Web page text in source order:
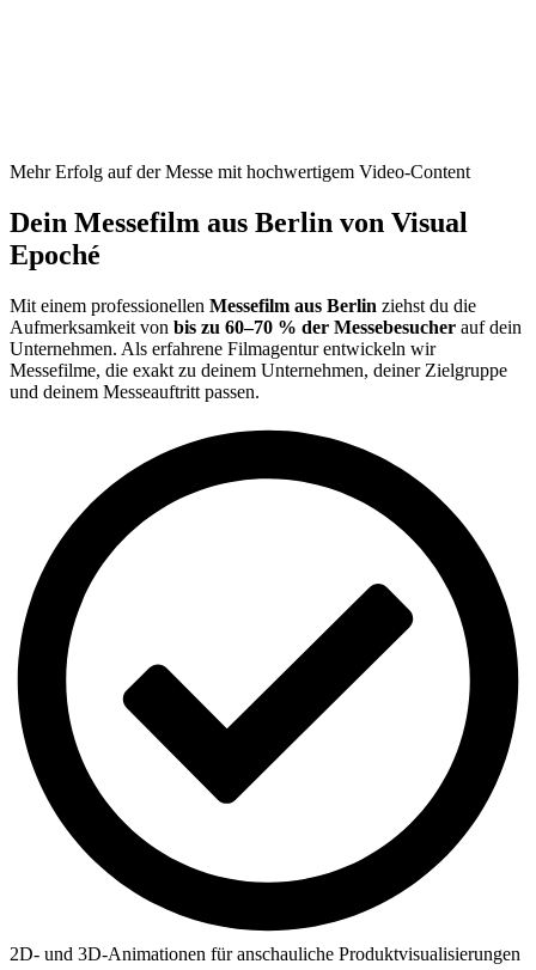
Mehr Erfolg auf der Messe mit hochwertigem Video-Content
Dein Messefilm aus Berlin von Visual
Epoché
Mit einem professionellen Messefilm aus Berlin ziehst du die
Aufmerksamkeit von bis zu 60–70 % der Messebesucher auf dein
Unternehmen. Als erfahrene Filmagentur entwickeln wir
Messefilme, die exakt zu deinem Unternehmen, deiner Zielgruppe
und deinem Messeauftritt passen.
2D- und 3D-Animationen für anschauliche Produktvisualisierungen